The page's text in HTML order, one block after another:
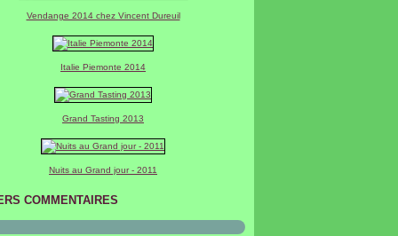
(2)
Vendange 2014 chez Vincent Dureuil
Italie Piemonte 2014
Grand Tasting 2013
Nuits au Grand jour - 2011
COMMENTAIRES